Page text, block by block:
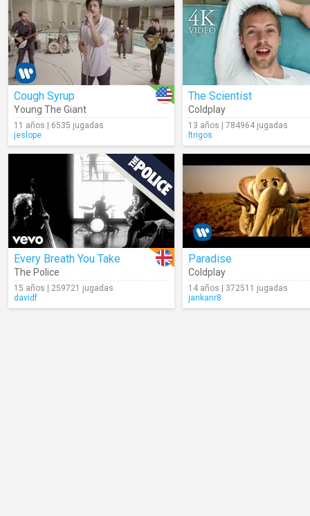
Cough Syrup
Young The Giant
11 años | 6535 jugadas
jeslope
The Scientist
Coldplay
13 años | 784964 jugadas
ltrigos
Every Breath You Take
The Police
15 años | 259721 jugadas
davidf
Paradise
Coldplay
14 años | 372511 jugadas
jankanr8